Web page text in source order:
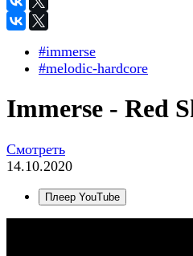
#immerse
#melodic-hardcore
Immerse - Red
Смотреть
14.10.2020
Плеер YouTube